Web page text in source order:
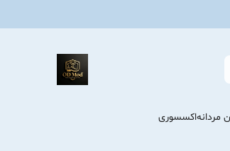
مردانهاکسسوری